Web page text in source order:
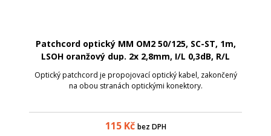
Patchcord optický MM OM2 50/125, SC-ST, 1m,
LSOH oranžový dup. 2x 2,8mm, I/L 0,3dB, R/L
-25dB, OEM
Optický patchcord je propojovací optický kabel, zakončený
na obou stranách optickými konektory.
115Kč bez DPH